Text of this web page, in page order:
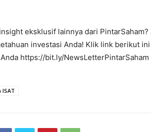
eksklusif lainnya dari
investasi Anda! Klik link berikut
https://bit.ly/NewsLetterPintarSaham
ISAT